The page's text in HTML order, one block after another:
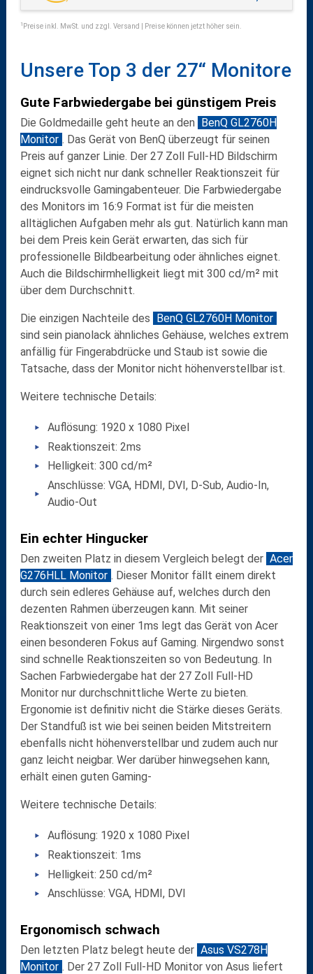
1 Preise inkl. MwSt. und zzgl. Versand | Preise können jetzt höher sein.
Unsere Top 3 der 27“ Monitore
Gute Farbwiedergabe bei günstigem Preis
Die Goldmedaille geht heute an den BenQ GL2760H
Monitor . Das Gerät von BenQ überzeugt für seinen
Preis auf ganzer Linie. Der 27 Zoll Full-HD Bildschirm
eignet sich nicht nur dank schneller Reaktionszeit für
eindrucksvolle Gamingabenteuer. Die Farbwiedergabe
des Monitors im 16:9 Format ist für die meisten
alltäglichen Aufgaben mehr als gut. Natürlich kann man
bei dem Preis kein Gerät erwarten, das sich für
professionelle Bildbearbeitung oder ähnliches eignet.
Auch die Bildschirmhelligkeit liegt mit 300 cd/m² mit
über dem Durchschnitt.
Die einzigen Nachteile des BenQ GL2760H Monitor
sind sein pianolack ähnliches Gehäuse, welches extrem
anfällig für Fingerabdrücke und Staub ist sowie die
Tatsache, dass der Monitor nicht höhenverstellbar ist.
Weitere technische Details:
Auflösung: 1920 x 1080 Pixel
Reaktionszeit: 2ms
Helligkeit: 300 cd/m²
Anschlüsse: VGA, HDMI, DVI, D-Sub, Audio-In,
Audio-Out
Ein echter Hingucker
Den zweiten Platz in diesem Vergleich belegt der Acer
G276HLL Monitor . Dieser Monitor fällt einem direkt
durch sein edleres Gehäuse auf, welches durch den
dezenten Rahmen überzeugen kann. Mit seiner
Reaktionszeit von einer 1ms legt das Gerät von Acer
einen besonderen Fokus auf Gaming. Nirgendwo sonst
sind schnelle Reaktionszeiten so von Bedeutung. In
Sachen Farbwiedergabe hat der 27 Zoll Full-HD
Monitor nur durchschnittliche Werte zu bieten.
Ergonomie ist definitiv nicht die Stärke dieses Geräts.
Der Standfuß ist wie bei seinen beiden Mitstreitern
ebenfalls nicht höhenverstellbar und zudem auch nur
ganz leicht neigbar. Wer darüber hinwegsehen kann,
erhält einen guten Gaming-
Weitere technische Details:
Auflösung: 1920 x 1080 Pixel
Reaktionszeit: 1ms
Helligkeit: 250 cd/m²
Anschlüsse: VGA, HDMI, DVI
Ergonomisch schwach
Den letzten Platz belegt heute der Asus VS278H
Monitor . Der 27 Zoll Full-HD Monitor von Asus liefert